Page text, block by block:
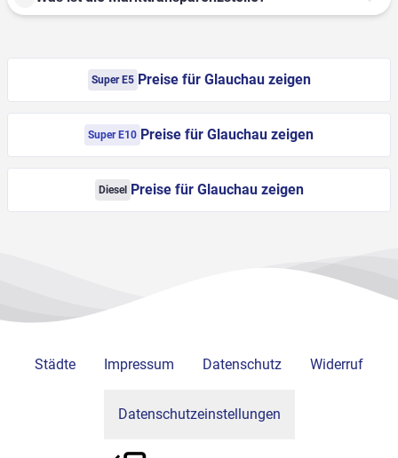
Super E5 Preise für Glauchau zeigen
Super E10 Preise für Glauchau zeigen
Diesel Preise für Glauchau zeigen
Städte Impressum Datenschutz Widerruf
Datenschutzeinstellungen